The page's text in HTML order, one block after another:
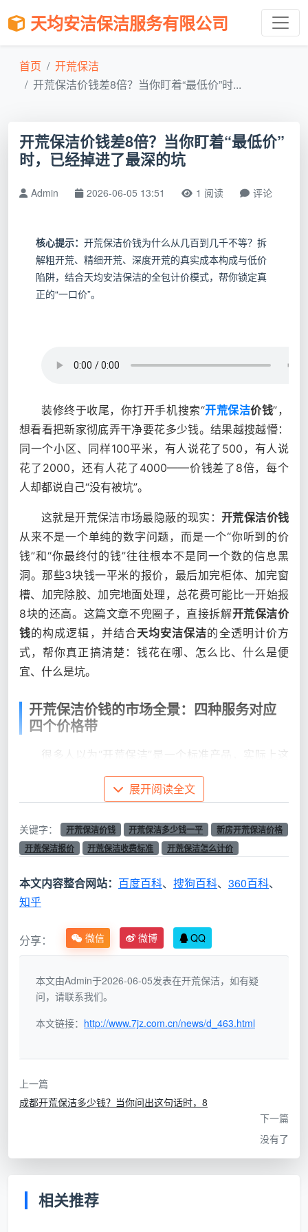
天均安洁保洁服务有限公司
首页
开荒保洁
开荒保洁价钱差8倍？当你盯着“最低价”时...
开荒保洁价钱差8倍？当你盯着“最低价”
时，已经掉进了最深的坑
Admin 2026-06-05 13:51 1 阅读 评论
核心提示： 开荒保洁价钱为什么从几百到几千不等？拆
解粗开荒、精细开荒、深度开荒的真实成本构成与低价
陷阱，结合天均安洁保洁的全包计价模式，帮你锁定真
正的“一口价”。
装修终于收尾，你打开手机搜索“开荒保洁价钱”，
想看看把新家彻底弄干净要花多少钱。结果越搜越懵：
同一个小区、同样100平米，有人说花了500，有人说
花了2000，还有人花了4000——价钱差了8倍，每个
人却都说自己“没有被坑”。
这就是开荒保洁市场最隐蔽的现实：开荒保洁价钱
从来不是一个单纯的数字问题，而是一个“你听到的价
钱”和“你最终付的钱”往往根本不是同一个数的信息黑
洞。那些3块钱一平米的报价，最后加完柜体、加完窗
槽、加完除胶、加完地面处理，总花费可能比一开始报
8块的还高。这篇文章不兜圈子，直接拆解开荒保洁价
钱的构成逻辑，并结合天均安洁保洁的全透明计价方
式，帮你真正搞清楚：钱花在哪、怎么比、什么是便
宜、什么是坑。
开荒保洁价钱的市场全景：四种服务对应
四个价格带
很多人以为“开荒保洁”是一个标准产品，实际上这
四个字下面盖着至少四种完全不同的事。同样的面积，
能差出一个数量级，是因为你买的东西根
1. 工地粗排渣（2-4元/㎡）
建筑垃圾扫走，地拖一遍，窗户大概擦一下。不做柜体
内部，不碰窗框槽，不管踢脚线。严格来说这不叫保
洁，叫“排渣”。
价格信号：极低，但自住业主选了等于白花钱。
2. 普通粗开荒（5-8元/㎡）
在粗排渣基础上增加：窗户框槽初步清理、柜体内
价格信号：
但需承担材质损伤风险。
这是自住业主应该盯住的区间，也是天均安洁保洁
件事：
展开阅读全文
关键字： 开荒保洁价钱 开荒保洁多少钱一平
新房开荒保洁价格
开荒保洁报价
开荒保洁收费标准 开荒保洁怎么计价
本文内容整合网站： 百度百科、 搜狗百科、 360百科、
知乎
分享： 微信 微博 QQ
本文由Admin于2026-06-05发表在开荒保洁，如有疑
问，请联系我们。
本文链接： http://www.7jz.com.cn/news/d_463.html
上一篇
成都开荒保洁多少钱？当你问出这句话时，8
下一篇
没有了
相关推荐